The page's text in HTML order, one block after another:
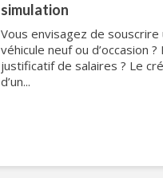
simulation
Vous envisagez de souscrire
véhicule neuf ou d’occasion
justificatif de salaires ? Le
d’un...